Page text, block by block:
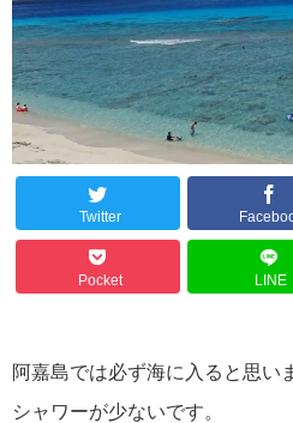
Twitter
Pocket LINE
阿嘉島では必ず海に入ると思い
シャワーが少ないです。